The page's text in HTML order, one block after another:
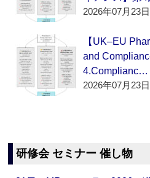
2026年07月23
【UK–EU
and
4.Complianc…
2026年07月23
研修会 セミナー 催し物